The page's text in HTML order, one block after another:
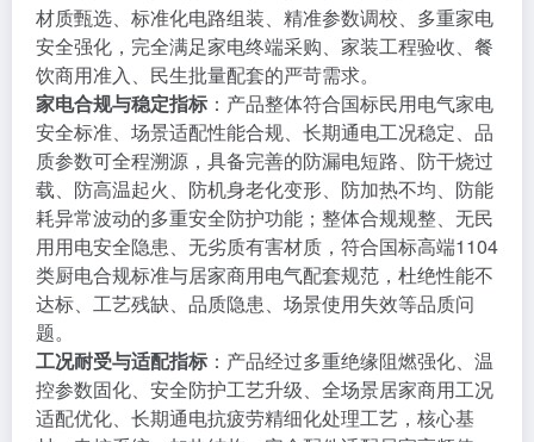
材质甄选、标准化电路组装、精准参数调校、多重家电
安全强化，完全满足家电终端采购、家装工程验收、餐
饮商用准入、民生批量配套的严苛需求。
家电合规与稳定指标 ：产品整体符合国标民用电气家电
安全标准、场景适配性能合规、长期通电工况稳定、品
质参数可全程溯源，具备完善的防漏电短路、防干烧过
载、防高温起火、防机身老化变形、防加热不均、防能
耗异常波动的多重安全防护功能；整体合规规整、无民
用用电安全隐患、无劣质有害材质，符合国标高端1104
类厨电合规标准与居家商用电气配套规范，杜绝性能不
达标、工艺残缺、品质隐患、场景使用失效等品质问
题。
工况耐受与适配指标 ：产品经过多重绝缘阻燃强化、温
控参数固化、安全防护工艺升级、全场景居家商用工况
适配优化、长期通电抗疲劳精细化处理工艺，核心基